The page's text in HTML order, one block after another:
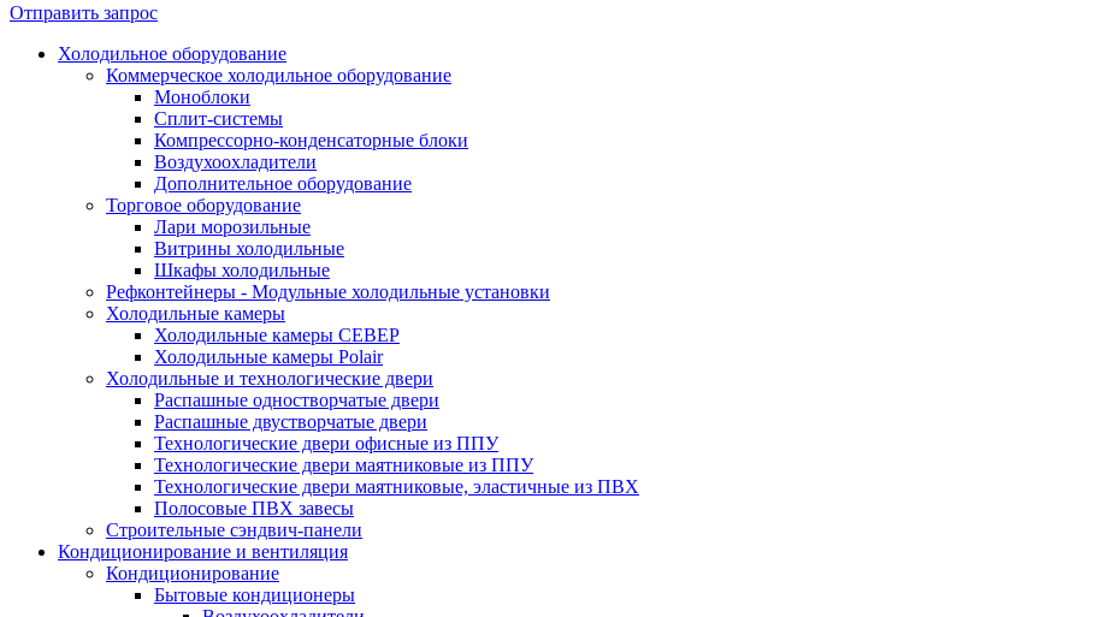
Отправить запрос
Холодильное оборудование
Коммерческое холодильное оборудование
Моноблоки
Сплит-системы
Компрессорно-конденсаторные блоки
Воздухоохладители
Дополнительное оборудование
Торговое оборудование
Лари морозильные
Витрины холодильные
Шкафы холодильные
Рефконтейнеры - Модульные холодильные установки
Холодильные камеры
Холодильные камеры СЕВЕР
Холодильные камеры Polair
Холодильные и технологические двери
Распашные одностворчатые двери
Распашные двустворчатые двери
Технологические двери офисные из ППУ
Технологические двери маятниковые из ППУ
Технологические двери маятниковые, эластичные из ПВХ
Полосовые ПВХ завесы
Строительные сэндвич-панели
Кондиционирование и вентиляция
Кондиционирование
Бытовые кондиционеры